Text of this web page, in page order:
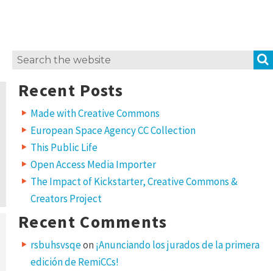
Search
Recent Posts
Made with Creative Commons
European Space Agency CC Collection
This Public Life
Open Access Media Importer
The Impact of Kickstarter, Creative Commons &
Creators Project
Recent Comments
rsbuhsvsqeon ¡Anunciando los jurados de la primera
edición de RemiCCs!